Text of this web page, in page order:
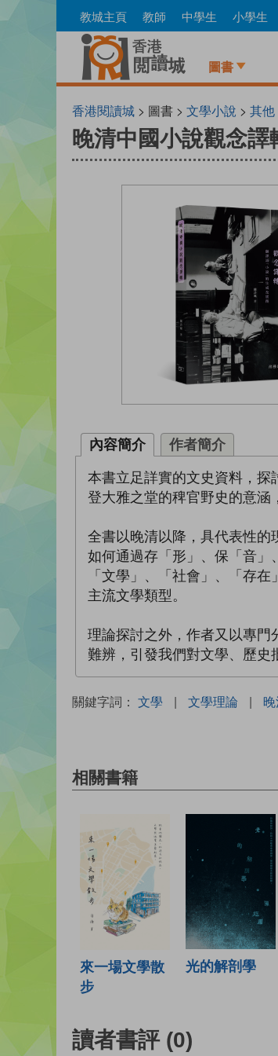
to
教城主頁 教師 中學生 小學生
圖書
香港閱讀城 > 圖書 > 文學小說 > 其他
晚清中國小說觀念
內容簡介 作者簡介
本書立足詳實的文史資料，探
登大雅之堂的稗官野史的意涵
全書以晚清以降，具代表性的
如何通過存「形」、保「音」
「文學」、「社會」、「存
主流文學類型。
理論探討之外，作者又以專門
難辨，引發我們對文學、歷史
關鍵字詞： 文學 | 文學理論 |
相關書籍
來一場文學散
步
光的解剖學
讀者書評 (0)